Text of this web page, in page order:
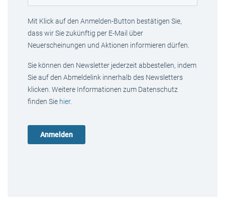
Mit Klick auf den Anmelden-Button bestätigen Sie,
dass wir Sie zukünftig per E-Mail über
Neuerscheinungen und Aktionen informieren dürfen.
Sie können den Newsletter jederzeit abbestellen, indem
Sie auf den Abmeldelink innerhalb des Newsletters
klicken. Weitere Informationen zum Datenschutz
finden Sie hier.